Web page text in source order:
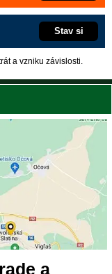
Stav si
a vzniku závislosti.
a